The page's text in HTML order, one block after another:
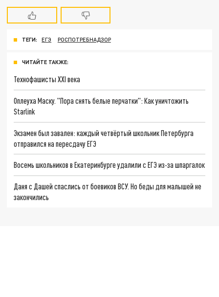
ТЕГИ: ЕГЭ РОСПОТРЕБНАДЗОР
ЧИТАЙТЕ ТАКЖЕ:
Технофашисты XXI века
Оплеуха Маску. "Пора снять белые перчатки": Как уничтожить
Starlink
Экзамен был завален: каждый четвёртый школьник Петербурга
отправился на пересдачу ЕГЭ
Восемь школьников в Екатеринбурге удалили с ЕГЭ из-за шпаргалок
Даня с Дашей спаслись от боевиков ВСУ. Но беды для малышей не
закончились